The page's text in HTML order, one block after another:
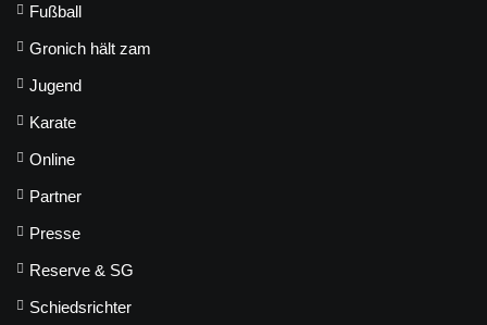
Fußball
Gronich hält zam
Jugend
Karate
Online
Partner
Presse
Reserve & SG
Schiedsrichter